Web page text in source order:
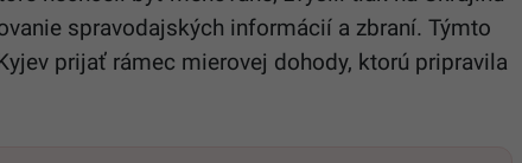
spravodajských informácií a zbraní. Týmto
prijať rámec mierovej dohody, ktorú pripravila